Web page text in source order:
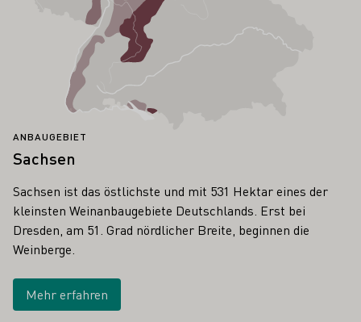
ANBAUGEBIET
Sachsen
Sachsen ist das östlichste und mit 531 Hektar eines der
kleinsten Weinanbaugebiete Deutschlands. Erst bei
Dresden, am 51. Grad nördlicher Breite, beginnen die
Weinberge.
Mehr erfahren